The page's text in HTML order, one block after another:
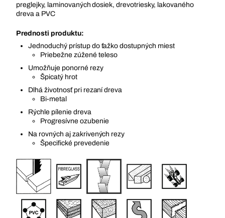
preglejky, laminovaných dosiek, drevotriesky, lakovaného
dreva a PVC
Prednosti produktu:
Jednoduchý prístup do ťažko dostupných miest
Priebežne zúžené teleso
Umožňuje ponorné rezy
Špicatý hrot
Dlhá životnosť pri rezaní dreva
Bi-metal
Rýchle pílenie dreva
Progresívne ozubenie
Na rovných aj zakrivených rezy
Špecifické prevedenie